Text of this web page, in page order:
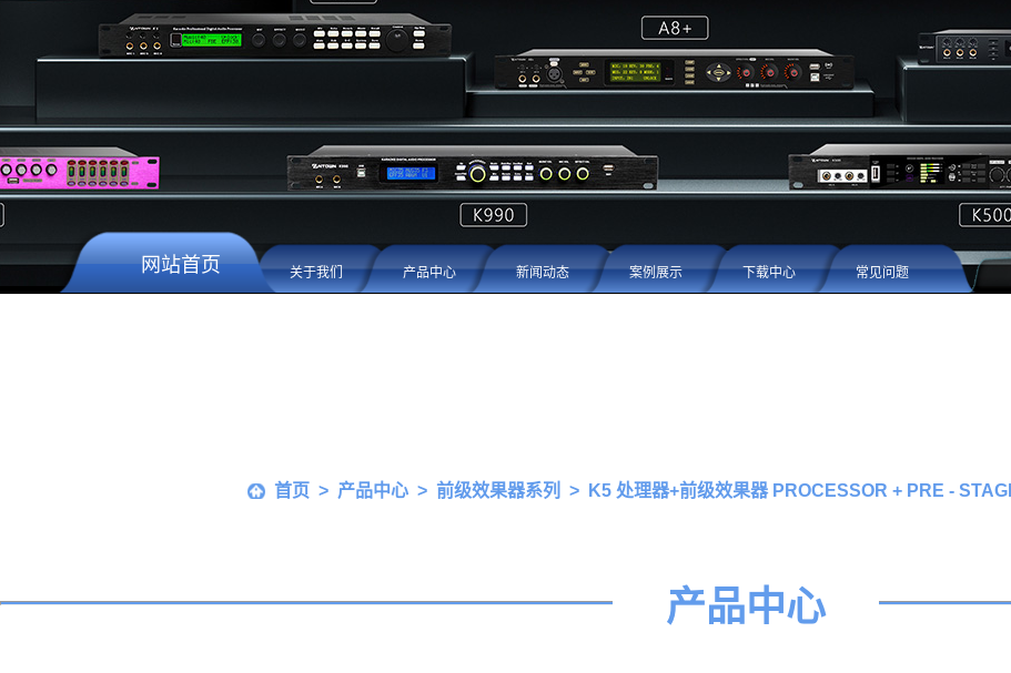
网站首页 关于我们 产品中心 新闻动态 案例展示 下载中心 常见问题
首页 > 产品中心 > 前级效果器系列 > K5 处理器+前级效果器 PROCESSOR + PRE -
产品中心